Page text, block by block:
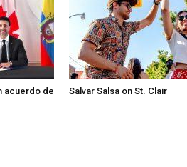
acuerdo de
Salvar Salsa on St. Clair